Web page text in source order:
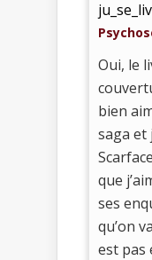
Oui, le
bien
saga et
que
ses
qu’on
est pas